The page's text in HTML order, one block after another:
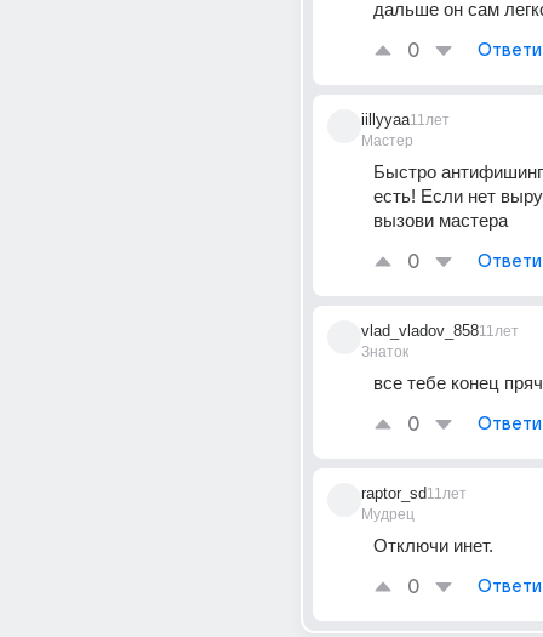
дальше он сам
0
iillyyaa
Мастер
11лет
Быстро
есть! Если нет
вызови мастера
0
vlad_vladov_858
Знаток
11лет
все тебе конец
0
raptor_sd
Мудрец
11лет
Отключи инет.
0